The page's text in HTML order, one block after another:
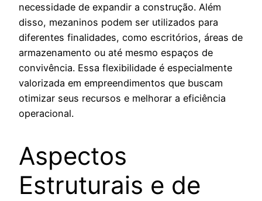
necessidade de expandir a construção. Além
disso, mezaninos podem ser utilizados para
diferentes finalidades, como escritórios, áreas de
armazenamento ou até mesmo espaços de
convivência. Essa flexibilidade é especialmente
valorizada em empreendimentos que buscam
otimizar seus recursos e melhorar a eficiência
operacional.
Aspectos
Estruturais e de